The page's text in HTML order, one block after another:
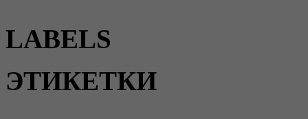
LABELS
ЭТИКЕТКИ